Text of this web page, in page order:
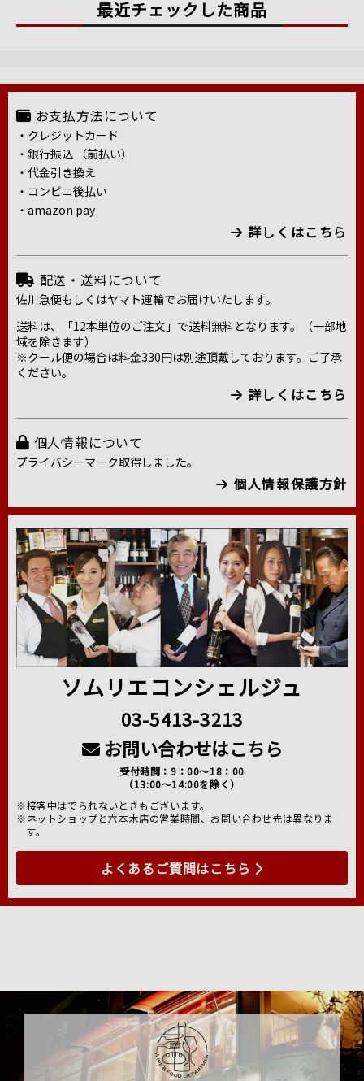
最近チェックした商品
お支払方法について
・クレジットカード
・銀行振込 （前払い）
・代金引き換え
・コンビニ後払い
・amazon pay
詳しくはこちら
配送・送料について
佐川急便もしくはヤマト運輸でお届けいたします。
送料は、「12本単位のご注文」で送料無料となります。（一部地
域を除きます）
※クール便の場合は料金330円は別途頂戴しております。ご了承
ください。
詳しくはこちら
個人情報について
プライバシーマーク取得しました。
個人情報保護方針
ソムリエコンシェルジュ
03-5413-3213
お問い合わせはこちら
受付時間：9：00～18：00
（13:00～14:00を除く）
※接客中はでられないときもございます。
※ネットショップと六本木店の営業時間、お問い合わせ先は異なりま
す。
よくあるご質問はこちら